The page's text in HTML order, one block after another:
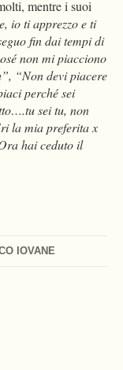
IOVANE
mentre i suoi
io ti apprezzo e ti
fin dai tempi di
non mi piacciono
“Non devi piacere
perché sei
sei tu, non
la mia preferita x
hai ceduto il